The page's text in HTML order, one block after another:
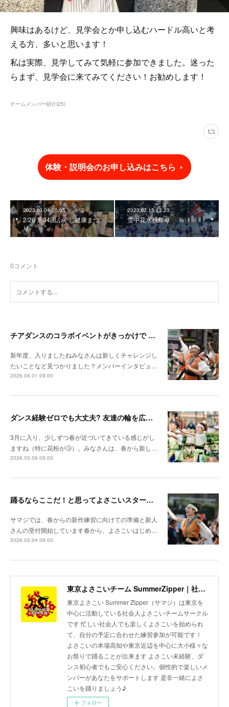
興味はあるけど、見学会とか申し込むハードル高いと考
える方、多いと思います！
私は実際、見学してみて気軽に参加できました。迷った
らまず、見学会に来てみてください！お勧めします！
チームメンバー紹介(25)
体験・説明会のお申し込みはこちら
2023.03.04 00:05
2/26 第34回ふくし健康まつ
り
2023.02.15 13:23
雪中花‎水祝祭り
0コメント
チアダンスのコラボイベントがきっかけで よさこいにチャレンジ（ちありちゃん）
新年度、入りましたねみなさんは新しくチャレンジし
たいことなど見つかりました？メンバーインタビュ…
2026.04.01 09:00
ダンス経験ゼロでも大丈夫? 友達の輪を広げたくて よさこいをスタート（あかりん）
3月に入り、少しずつ春が近づいてきている感じがし
ますね（特に花粉が🤧）。みなさんは、春から新し…
2026.03.06 09:00
踊るならここだ！と思ってよさこいスタート！（めぐちゃん）
サマジでは、春からの新作練習に向けての準備と新人
さんの受付開始しています春から、よさこいはじめ…
2026.02.04 09:00
東京よさこいチーム SummerZipper｜社会人サークル 初心者歓迎・メンバー募集中
東京よさこい Summer Zipper（サマジ）は東京を
中心に活動している社会人よさこいチームサークル
です 忙しい社会人でも楽しくよさこいを始められ
て、自分の予定に合わせた練習参加が可能です！
よさこいの本場高知や東京近辺を中心に大小様々な
お祭りで踊ることが出来ます よさこい未経験、ダ
ンス初心者でもご安心ください。個性的で楽しいメ
ンバーがあなたをサポートします 是非一緒によさ
こいを踊りましょう♪
フォロー